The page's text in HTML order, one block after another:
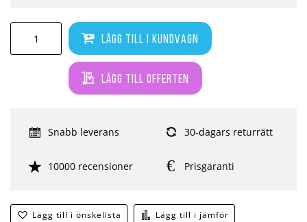
Lägg till i kundvagn
Lägg till offerten
Lägg till i önskelista Lägg till i jämför
Snabb leverans 30-dagars returrätt
10000 recensioner Prisgaranti